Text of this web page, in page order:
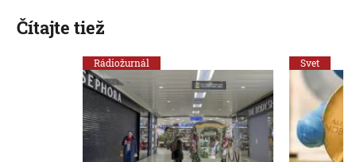
Čítajte tiež
Rádiožurnál Svet